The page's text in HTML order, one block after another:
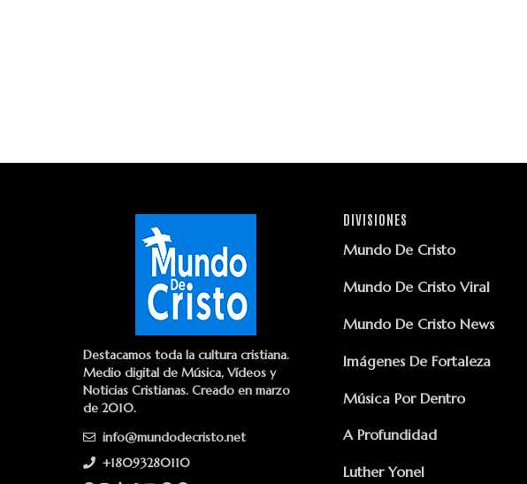
Destacamos toda la cultura cristiana.
Medio digital de Música, Vídeos y
Noticias Cristianas. Creado en marzo
de 2010.
info@mundodecristo.net
+18093280110
DIVISIONES
Mundo De Cristo
Mundo De Cristo Viral
Mundo De Cristo News
Imágenes De Fortaleza
Música Por Dentro
A Profundidad
Luther Yonel